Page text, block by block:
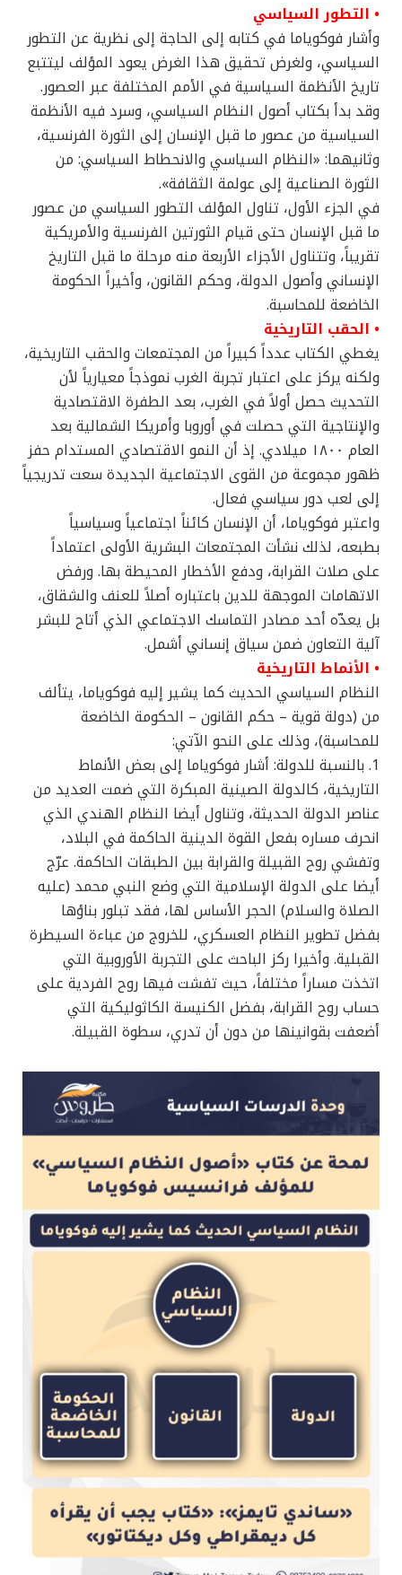
• التطور السياسي
وأشار فوكوياما في كتابه إلى الحاجة إلى نظرية عن التطور
السياسي، ولغرض تحقيق هذا الغرض يعود المؤلف ليتتبع
تاريخ الأنظمة السياسية في الأمم المختلفة عبر العصور.
وقد بدأ بكتاب أصول النظام السياسي، وسرد فيه الأنظمة
السياسية من عصور ما قبل الإنسان إلى الثورة الفرنسية،
وثانيهما: «النظام السياسي والانحطاط السياسي: من
الثورة الصناعية إلى عولمة الثقافة».
في الجزء الأول، تناول المؤلف التطور السياسي من عصور
ما قبل الإنسان حتى قيام الثورتين الفرنسية والأمريكية
تقريباً، وتتناول الأجزاء الأربعة منه مرحلة ما قبل التاريخ
الإنساني وأصول الدولة، وحكم القانون، وأخيراً الحكومة
الخاضعة للمحاسبة.
• الحقب التاريخية
يغطي الكتاب عدداً كبيراً من المجتمعات والحقب التاريخية،
ولكنه يركز على اعتبار تجربة الغرب نموذجاً معيارياً لأن
التحديث حصل أولاً في الغرب، بعد الطفرة الاقتصادية
والإنتاجية التي حصلت في أوروبا وأمريكا الشمالية بعد
العام ١٨٠٠ ميلادي. إذ أن النمو الاقتصادي المستدام حفز
ظهور مجموعة من القوى الاجتماعية الجديدة سعت تدريجياً
إلى لعب دور سياسي فعال.
واعتبر فوكوياما، أن الإنسان كائناً اجتماعياً وسياسياً
بطبعه، لذلك نشأت المجتمعات البشرية الأولى اعتماداً
على صلات القرابة، ودفع الأخطار المحيطة بها. ورفض
الاتهامات الموجهة للدين باعتباره أصلاً للعنف والشقاق،
بل يعدّه أحد مصادر التماسك الاجتماعي الذي أتاح للبشر
آلية التعاون ضمن سياق إنساني أشمل.
• الأنماط التاريخية
النظام السياسي الحديث كما يشير إليه فوكوياما، يتألف
من (دولة قوية – حكم القانون – الحكومة الخاضعة
للمحاسبة)، وذلك على النحو الآتي:
1. بالنسبة للدولة: أشار فوكوياما إلى بعض الأنماط
التاريخية، كالدولة الصينية المبكرة التي ضمت العديد من
عناصر الدولة الحديثة، وتناول أيضا النظام الهندي الذي
انحرف مساره بفعل القوة الدينية الحاكمة في البلاد،
وتفشي روح القبيلة والقرابة بين الطبقات الحاكمة. عرّج
أيضا على الدولة الإسلامية التي وضع النبي محمد (عليه
الصلاة والسلام) الحجر الأساس لها، فقد تبلور بناؤها
بفضل تطوير النظام العسكري، للخروج من عباءة السيطرة
القبلية. وأخيرا ركز الباحث على التجربة الأوروبية التي
اتخذت مساراً مختلفاً، حيث تفشت فيها روح الفردية على
حساب روح القرابة، بفضل الكنيسة الكاثوليكية التي
أضعفت بقوانينها من دون أن تدري، سطوة القبيلة.